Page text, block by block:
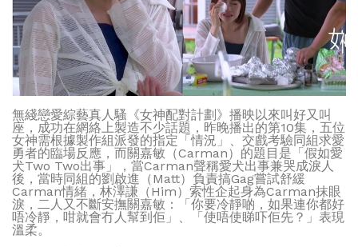
無綫戀愛綜藝真人騷《女神配對計劃》播映以來叫好又叫
座，成功在網絡上製造不少話題，昨晚播出的第10集，五位
女神需根據製作組派發的指定「情況」、交戲考驗同組求愛
勇者的臨場反應，而關嘉敏（Carman）的題目是「假如愛
犬Two Two出事」，當Carman聲稱愛犬出事兼哭成淚人
後，當時同組的劉啟進（Matt）負責搞Gag嘗試舒緩
Carman情緒，林澤謙（Him）索性企起身為Carman抹眼
淚，二人又不斷安撫關嘉敏：「你要冷靜啲，如果連你都好
唔冷靜，咁就會冇人幫到佢」、「使唔使睇吓佢先？」表現
溫柔。